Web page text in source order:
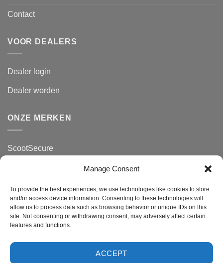
Manage Consent
To provide the best experiences, we use technologies like cookies to store
and/or access device information. Consenting to these technologies will
allow us to process data such as browsing behavior or unique IDs on this
site. Not consenting or withdrawing consent, may adversely affect certain
features and functions.
ACCEPT
Contact
VOOR DEALERS
Dealer login
Dealer worden
ONZE MERKEN
ScootSecure
ClassicSecure
Zakelijk